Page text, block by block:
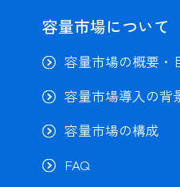
容量市場について
容量市場の概要・
容量市場導入の背
容量市場の構成
FAQ